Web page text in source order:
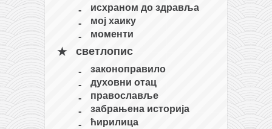
темашивари
кобудо
исхраном до здравља
мој хаику
моменти
светлопис
законоправило
духовни отац
православље
забрањена историја
ћирилица